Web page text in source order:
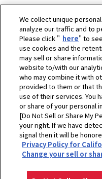
ホーム わくわくパーククリエ
長居公園で秋のわくわくコラボ
天体観測で星と遊ぼう！】
Copyright © YANMAR
プライバシーポリシー
We collect unique
analyze our traffic and to
Please click " here" to
use cookies and the
may sell or share
website to/with our
who may combine it with
provided to them or that
use of their services. You
or share of your personal
[Do Not Sell or Share My
your right. If we have
signal then it will be
Privacy Policy for
Change your sell or